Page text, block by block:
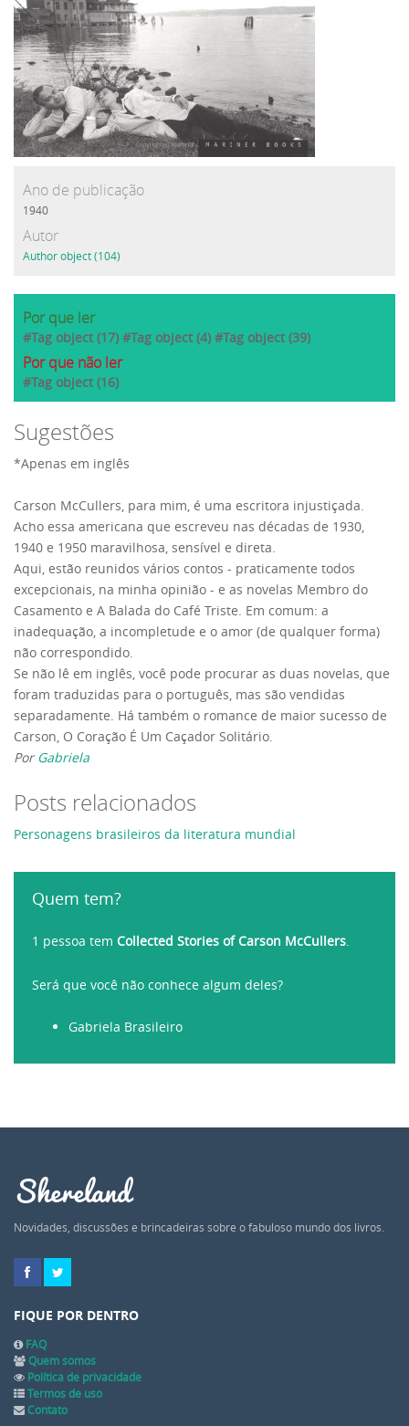
Ano de publicação
1940
Autor
Author object (104)
Por que ler
#Tag object (17) #Tag object (4) #Tag object (39)
Por que não ler
#Tag object (16)
Sugestões
*Apenas em inglês
Carson McCullers, para mim, é uma escritora injustiçada.
Acho essa americana que escreveu nas décadas de 1930,
1940 e 1950 maravilhosa, sensível e direta.
Aqui, estão reunidos vários contos - praticamente todos
excepcionais, na minha opinião - e as novelas Membro do
Casamento e A Balada do Café Triste. Em comum: a
inadequação, a incompletude e o amor (de qualquer forma)
não correspondido.
Se não lê em inglês, você pode procurar as duas novelas, que
foram traduzidas para o português, mas são vendidas
separadamente. Há também o romance de maior sucesso de
Carson, O Coração É Um Caçador Solitário.
PorGabriela
Posts relacionados
Personagens brasileiros da literatura mundial
Quem tem?
1 pessoa tem Collected Stories of Carson McCullers.
Será que você não conhece algum deles?
Gabriela Brasileiro
Shereland
Novidades, discussões e brincadeiras sobre o fabuloso mundo dos livros.
FIQUE POR DENTRO
FAQ
Quem somos
Política de privacidade
Termos de uso
Contato